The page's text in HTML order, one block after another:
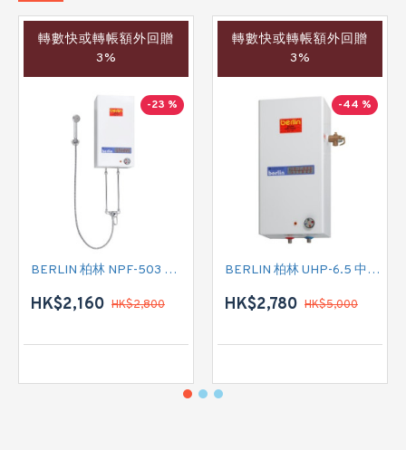
轉數快或轉帳額外回贈
3%
-23 %
BERLIN 柏林 NPF-503 花灑儲水式(低壓電熱水爐)
HK$2,160 HK$2,800
轉數快或轉帳額外回贈
3%
-44 %
BERLIN 柏林 UHP-6.5 中央儲水式(高壓電熱水爐)
HK$2,780 HK$5,000